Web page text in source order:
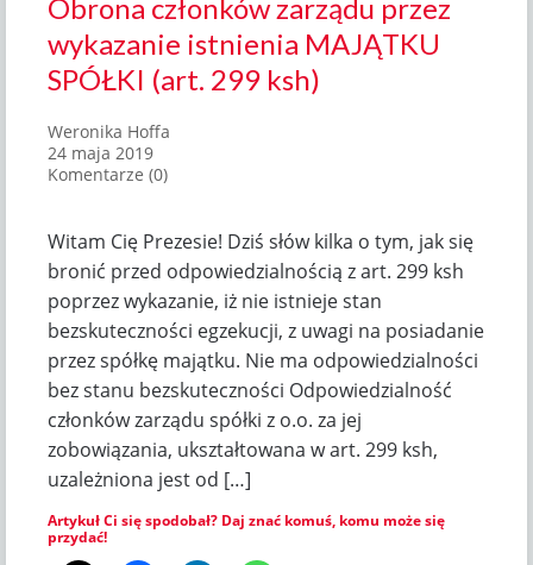
Obrona członków zarządu przez
wykazanie istnienia MAJĄTKU
SPÓŁKI (art. 299 ksh)
Weronika Hoffa
24 maja 2019
Komentarze (0)
Witam Cię Prezesie! Dziś słów kilka o tym, jak się
bronić przed odpowiedzialnością z art. 299 ksh
poprzez wykazanie, iż nie istnieje stan
bezskuteczności egzekucji, z uwagi na posiadanie
przez spółkę majątku. Nie ma odpowiedzialności
bez stanu bezskuteczności Odpowiedzialność
członków zarządu spółki z o.o. za jej
zobowiązania, ukształtowana w art. 299 ksh,
uzależniona jest od […]
Artykuł Ci się spodobał? Daj znać komuś, komu może się
przydać!